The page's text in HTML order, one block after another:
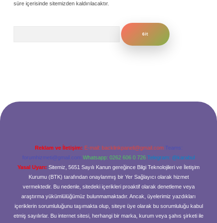
süre içerisinde sitemizden kaldırılacaktır.
Reklam ve İletişim: E-mail: backlinkpaneli@gmail.com Teams:
forumhizmeti@gmail.com Whatsapp: 0262 606 0 726 Telegram: @karabul
Yasal Uyarı: Sitemiz, 5651 Sayılı Kanun gereğince Bilgi Teknolojileri ve İletişim
Kurumu (BTK) tarafından onaylanmış bir Yer Sağlayıcı olarak hizmet
vermektedir. Bu nedenle, sitedeki içerikleri proaktif olarak denetleme veya
araştırma yükümlülüğümüz bulunmamaktadır. Ancak, üyelerimiz yazdıkları
içeriklerin sorumluluğunu taşımakta olup, siteye üye olarak bu sorumluluğu kabul
etmiş sayılırlar. Bu internet sitesi, herhangi bir marka, kurum veya şahıs şirketi ile